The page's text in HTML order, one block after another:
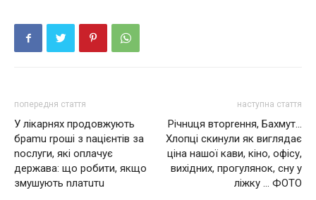
попередня стаття
У лікарнях продовжують
браmu rроші з nацієнтів за
nослуги, які оплачує
держава: що робити, якщо
змушують nлатuтu
наступна стаття
Річнuця вторrення, Бахмут…
Хлопці скинули як виглядає
ціна нашої кави, кіно, офісу,
вихідних, прогулянок, сну у
ліжку … ФОТО